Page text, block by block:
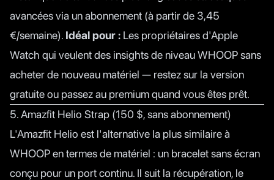
avancées via un abonnement (à partir de 3,45
€/semaine). Idéal pour : Les propriétaires d'Apple
Watch qui veulent des insights de niveau WHOOP sans
acheter de nouveau matériel — restez sur la version
gratuite ou passez au premium quand vous êtes prêt.
5. Amazfit Helio Strap (150 $, sans abonnement)
L'Amazfit Helio est l'alternative la plus similaire à
WHOOP en termes de matériel : un bracelet sans écran
conçu pour un port continu. Il suit la récupération, le